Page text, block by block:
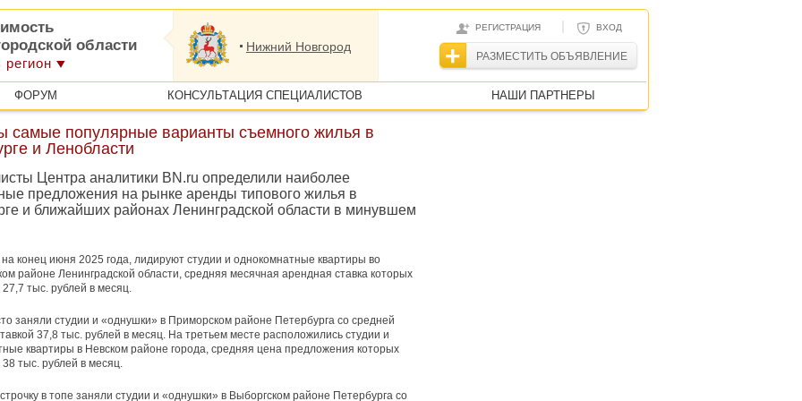
РЕГИСТРАЦИЯ | ВХОД
РАЗМЕСТИТЬ ОБЪЯВЛЕНИЕ
области
Нижний Новгород
ФОРУМ КОНСУЛЬТАЦИЯ СПЕЦИАЛИСТОВ НАШИ ПАРТНЕРЫ
самые популярные варианты съемного жилья в
и Ленобласти
Центра аналитики BN.ru определили наиболее
предложения на рынке аренды типового жилья в
и ближайших районах Ленинградской области в минувшем
конец июня 2025 года, лидируют студии и однокомнатные квартиры во
районе Ленинградской области, средняя месячная арендная ставка которых
27,7 тыс. рублей в месяц.
заняли студии и «однушки» в Приморском районе Петербурга со средней
37,8 тыс. рублей в месяц. На третьем месте расположились студии и
квартиры в Невском районе города, средняя цена предложения которых
38 тыс. рублей в месяц.
в топе заняли студии и «однушки» в Выборгском районе Петербурга со